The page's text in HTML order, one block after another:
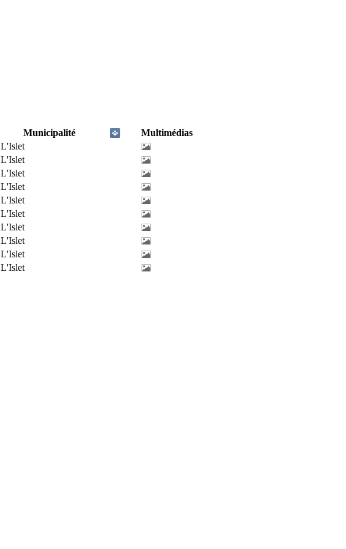
Municipalité
Multimédias
L'Islet
L'Islet
L'Islet
L'Islet
L'Islet
L'Islet
L'Islet
L'Islet
L'Islet
L'Islet